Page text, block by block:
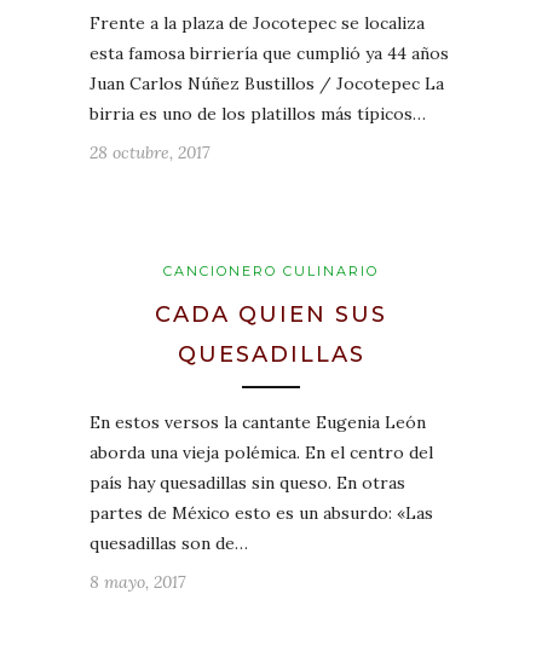
Frente a la plaza de Jocotepec se localiza
esta famosa birriería que cumplió ya 44 años
Juan Carlos Núñez Bustillos / Jocotepec La
birria es uno de los platillos más típicos…
28 octubre, 2017
CANCIONERO CULINARIO
CADA QUIEN SUS
QUESADILLAS
En estos versos la cantante Eugenia León
aborda una vieja polémica. En el centro del
país hay quesadillas sin queso. En otras
partes de México esto es un absurdo: «Las
quesadillas son de…
8 mayo, 2017